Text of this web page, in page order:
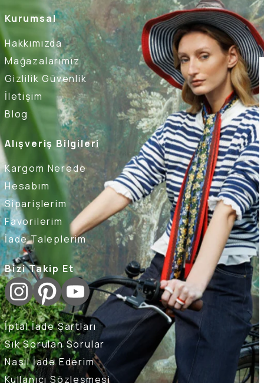
Kurumsal
Hakkımızda
Mağazalarımız
Gizlilik Güvenlik
İletişim
Blog
Alışveriş Bilgileri
Kargom Nerede
Hesabım
Siparişlerim
Favorilerim
İade Taleplerim
Bizi Takip Et
İptal İade Şartları
Sık Sorulan Sorular
Nasıl İade Ederim
Kullanıcı Sözleşmesi